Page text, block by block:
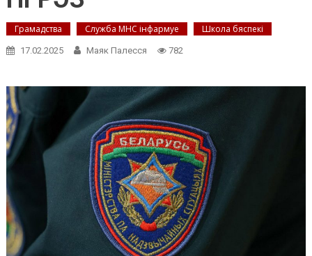
Грамадства Служба МНС інфармуе Школа бяспекі
17.02.2025 Маяк Палесся 782